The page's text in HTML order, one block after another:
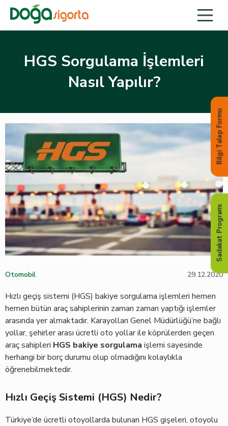
HGS Sorgulama İşlemleri
Nasıl Yapılır?
Otomobil 29.12.2020
Hızlı geçiş sistemi (HGS) bakiye sorgulama işlemleri hemen
hemen bütün araç sahiplerinin zaman zaman yaptığı işlemler
arasında yer almaktadır. Karayolları Genel Müdürlüğü’ne bağlı
yollar, şehirler arası ücretli oto yollar ile köprülerden geçen
araç sahipleri HGS bakiye sorgulama işlemi sayesinde
herhangi bir borç durumu olup olmadığını kolaylıkla
öğrenebilmektedir.
Hızlı Geçiş Sistemi (HGS) Nedir?
Türkiye’de ücretli otoyollarda bulunan HGS gişeleri, otoyolu
Bilgi Talep Formu
Sadakat Programı